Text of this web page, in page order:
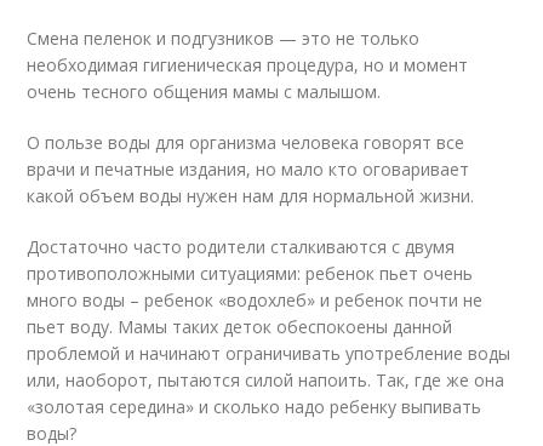
Смена пеленок и подгузников — это не только
необходимая гигиеническая процедура, но и момент
очень тесного общения мамы с малышом.
О пользе воды для организма человека говорят все
врачи и печатные издания, но мало кто оговаривает
какой объем воды нужен нам для нормальной жизни.
Достаточно часто родители сталкиваются с двумя
противоположными ситуациями: ребенок пьет очень
много воды – ребенок «водохлеб» и ребенок почти не
пьет воду. Мамы таких деток обеспокоены данной
проблемой и начинают ограничивать употребление воды
или, наоборот, пытаются силой напоить. Так, где же она
«золотая середина» и сколько надо ребенку выпивать
воды?